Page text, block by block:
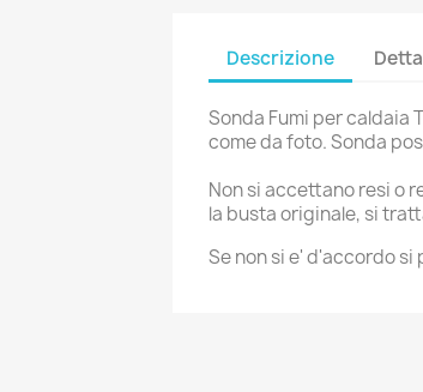
Descrizione
Sonda Fumi per caldaia
come da foto. Sonda
Non si accettano resi o
la busta originale, si
Se non si e' d'accordo